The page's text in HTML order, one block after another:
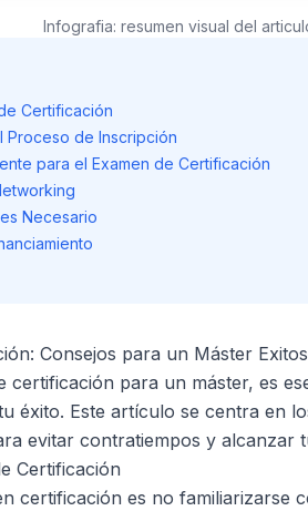
Infografia: resumen visual del
Certificación
Proceso de Inscripción
para el Examen de Certificación
Necesario
Consejos para un Máster
para un máster, es
éxito. Este artículo se centra en
evitar contratiempos y alcanzar
Certificación
certificación es no familiarizarse